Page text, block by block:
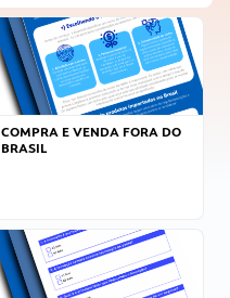
COMPRA E VENDA FORA DO
BRASIL